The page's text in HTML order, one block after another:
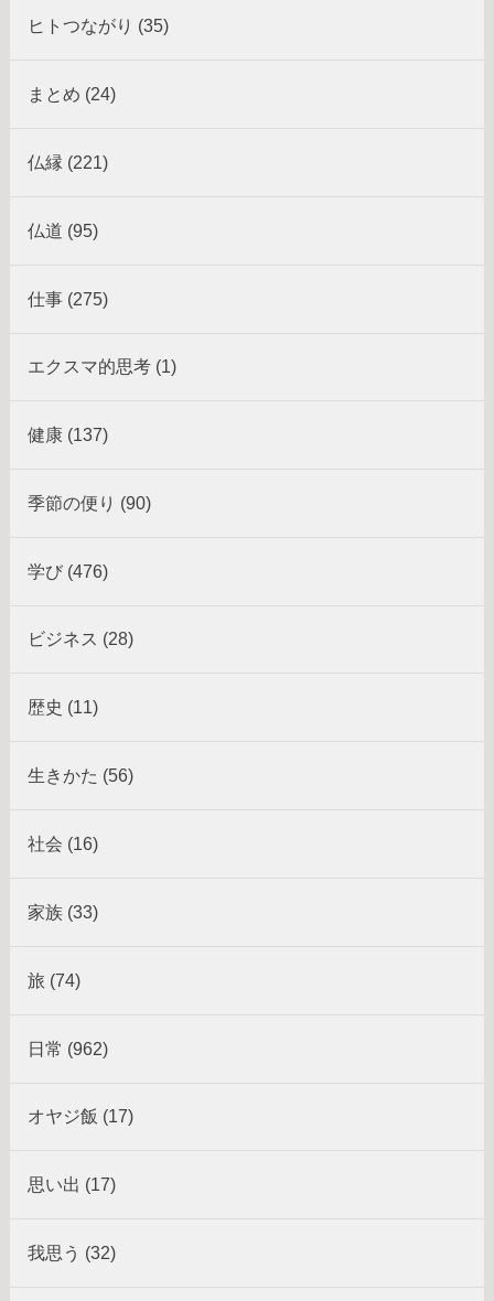
ヒトつながり (35)
まとめ (24)
仏縁 (221)
仏道 (95)
仕事 (275)
エクスマ的思考 (1)
健康 (137)
季節の便り (90)
学び (476)
ビジネス (28)
歴史 (11)
生きかた (56)
社会 (16)
家族 (33)
旅 (74)
日常 (962)
オヤジ飯 (17)
思い出 (17)
我思う (32)